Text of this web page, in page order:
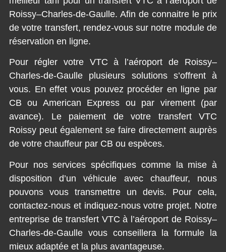
Roissy–Charles-de-Gaulle. Afin de connaitre le prix
de votre transfert, rendez-vous sur notre module de
réservation en ligne.
Pour régler votre VTC à l’aéroport de Roissy–
Charles-de-Gaulle plusieurs solutions s’offrent à
vous. En effet vous pouvez procéder en ligne par
CB ou American Express ou par virement (par
avance). Le paiement de votre transfert VTC
Roissy peut également se faire directement auprès
de votre chauffeur par CB ou espèces.
Pour nos services spécifiques comme la mise à
disposition d’un véhicule avec chauffeur, nous
pouvons vous transmettre un devis. Pour cela,
contactez-nous et indiquez-nous votre projet. Notre
entreprise de transfert VTC à l’aéroport de Roissy–
Charles-de-Gaulle vous conseillera la formule la
mieux adaptée et la plus avantageuse.